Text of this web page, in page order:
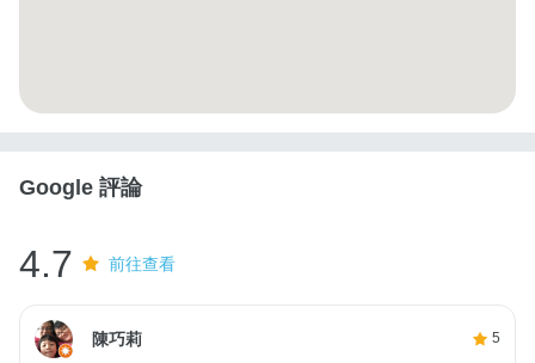
Google 評論
4.7 前往查看
陳巧莉 5